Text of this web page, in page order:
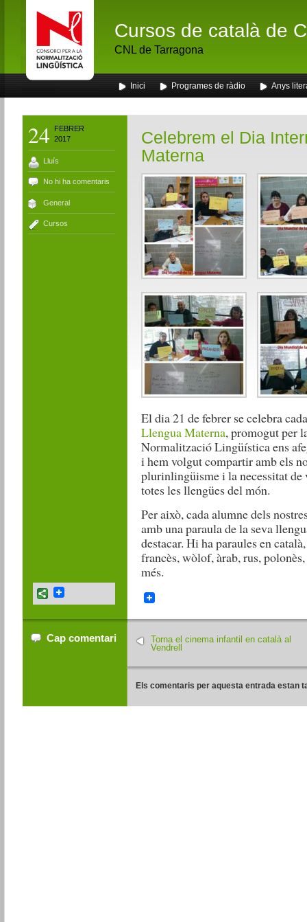
Cursos de català de
CNL de Tarragona
Inici Programes de ràdio Anys
24
FEBRER
2017
Lluís
No hi ha comentaris
General
Cursos
Celebrem el Dia
Materna
El dia 21 de febrer se celebra
Llengua Materna, promogut per
Normalització Lingüística ens
i hem volgut compartir amb els
plurinlingüisme i la necessitat de
totes les llengües del món.
Per això, cada alumne dels
amb una paraula de la seva
destacar. Hi ha paraules en
francès, wòlof, àrab, rus,
més.
Cap comentari
Torna el cinema infantil en català al
Vendrell
Els comentaris per aquesta entrada estan